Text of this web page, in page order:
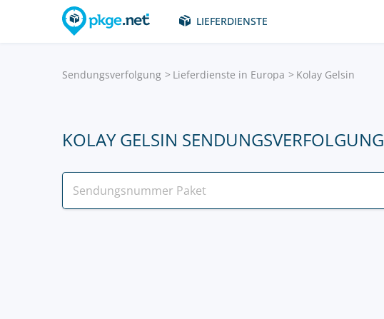
LIEFERDIENSTE
Sendungsverfolgung Lieferdienste in Europa Kolay Gelsin
KOLAY GELSIN SENDUNGSVERFOLGUNG